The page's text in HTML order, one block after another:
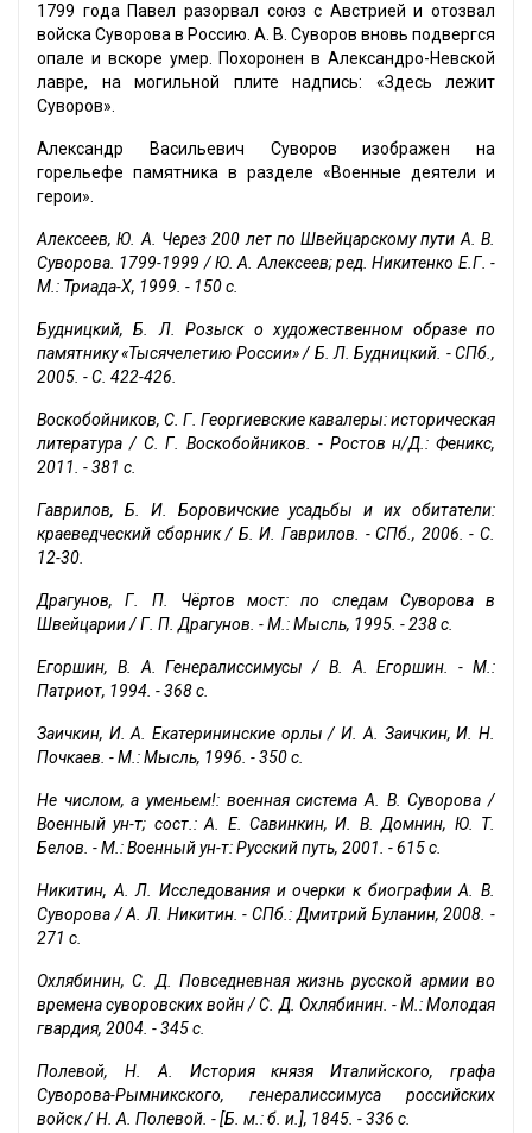
1799 года Павел разорвал союз с Австрией и отозвал
войска Суворова в Россию. А. В. Суворов вновь подвергся
опале и вскоре умер. Похоронен в Александро-Невской
лавре, на могильной плите надпись: «Здесь лежит
Суворов».
Александр Васильевич Суворов изображен на
горельефе памятника в разделе «Военные деятели и
герои».
Алексеев, Ю. А. Через 200 лет по Швейцарскому пути А. В.
Суворова. 1799-1999 / Ю. А. Алексеев; ред. Никитенко Е.Г. -
М.: Триада-X, 1999. - 150 с.
Будницкий, Б. Л. Розыск о художественном образе по
памятнику «Тысячелетию России» / Б. Л. Будницкий. - СПб.,
2005. - С. 422-426.
Воскобойников, С. Г. Георгиевские кавалеры: историческая
литература / С. Г. Воскобойников. - Ростов н/Д.: Феникс,
2011. - 381 с.
Гаврилов, Б. И. Боровичские усадьбы и их обитатели:
краеведческий сборник / Б. И. Гаврилов. - СПб., 2006. - С.
12-30.
Драгунов, Г. П. Чёртов мост: по следам Суворова в
Швейцарии / Г. П. Драгунов. - М.: Мысль, 1995. - 238 с.
Егоршин, В. А. Генералиссимусы / В. А. Егоршин. - М.:
Патриот, 1994. - 368 с.
Заичкин, И. А. Екатерининские орлы / И. А. Заичкин, И. Н.
Почкаев. - М.: Мысль, 1996. - 350 с.
Не числом, а уменьем!: военная система А. В. Суворова /
Военный ун-т; сост.: А. Е. Савинкин, И. В. Домнин, Ю. Т.
Белов. - М.: Военный ун-т: Русский путь, 2001. - 615 с.
Никитин, А. Л. Исследования и очерки к биографии А. В.
Суворова / А. Л. Никитин. - СПб.: Дмитрий Буланин, 2008. -
271 с.
Охлябинин, С. Д. Повседневная жизнь русской армии во
времена суворовских войн / С. Д. Охлябинин. - М.: Молодая
гвардия, 2004. - 345 с.
Полевой, Н. А. История князя Италийского, графа
Суворова-Рымникского, генералиссимуса российских
войск / Н. А. Полевой. - [Б. м.: б. и.], 1845. - 336 с.